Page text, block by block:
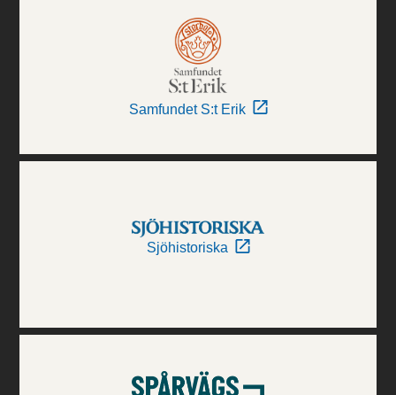
Samfundet S:t Erik
Sjöhistoriska